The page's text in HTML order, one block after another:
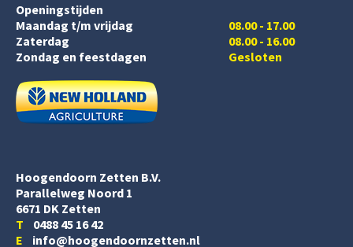
Openingstijden
Maandag t/m vrijdag
Zaterdag
08.00 - 17.00
08.00 - 16.00
Zondag en feestdagen
Gesloten
Hoogendoorn Zetten B.V.
Parallelweg Noord 1
6671 DK Zetten
T 0488 45 16 42
E info@hoogendoornzetten.nl